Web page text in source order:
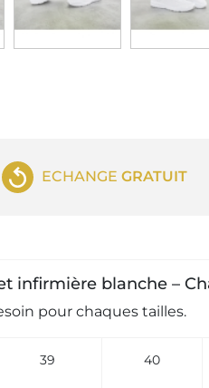
ECHANGEGRATUIT
infirmière blanche –
pour chaques tailles.
39 40